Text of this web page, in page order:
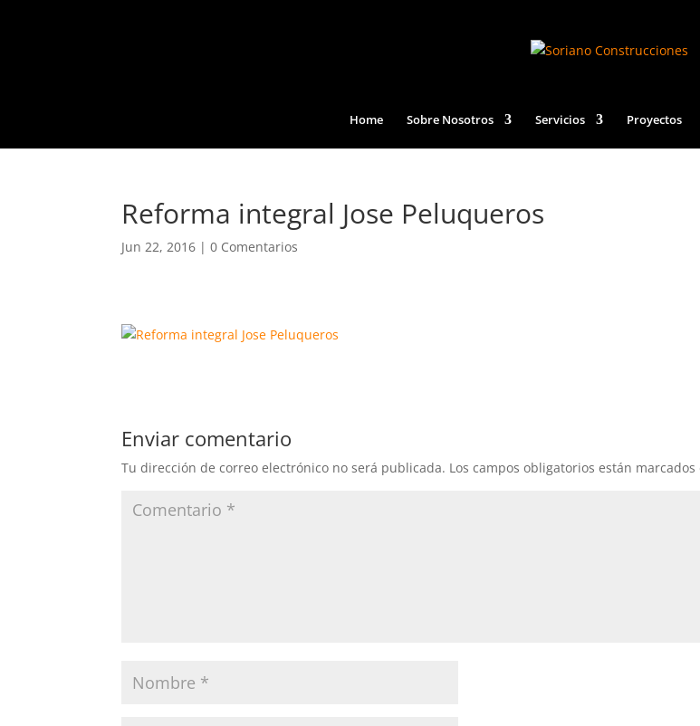
Home Sobre Nosotros Servicios Proyectos
Reforma integral Jose Peluqueros
Jun 22, 2016 |0 Comentarios
Enviar comentario
Tu dirección de correo electrónico no será publicada. Los campos obligatorios están